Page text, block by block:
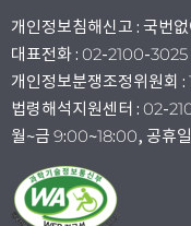
개인정보침해신고 : 국번없
대표전화 : 02-2100-3025
개인정보분쟁조정위원회
법령해석지원센터 : 02-
월~금 9:00~18:00, 공휴